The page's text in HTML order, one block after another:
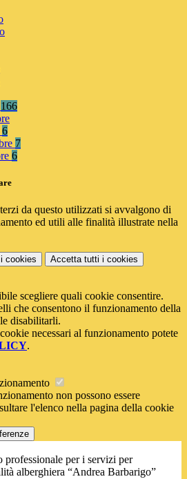
166
6
7
6
da questo utilizzati si avvalgono di
ed utili alle finalità illustrate nella
i cookies Accetta tutti i cookies
scegliere quali cookie consentire.
che consentono il funzionamento della
disabilitarli.
necessari al funzionamento potete
.
non possono essere
l'elenco nella pagina della cookie
professionale per i servizi per
alberghiera “Andrea Barbarigo”